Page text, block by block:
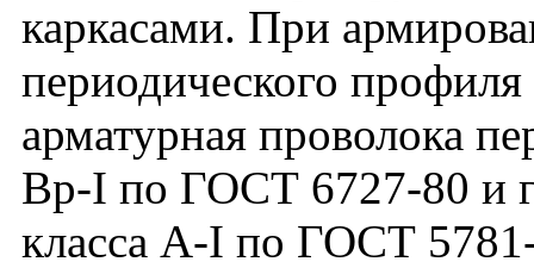
каркасами. При
периодического
арматурная проволока
Вр-I по ГОСТ 6727-80 и
класса A-I по ГОСТ